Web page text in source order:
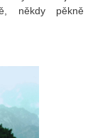
někdy pěkně